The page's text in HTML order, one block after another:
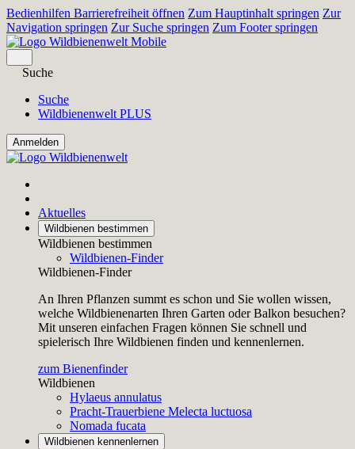
Bedienhilfen Barrierefreiheit öffnen Zum Hauptinhalt springen Zur
Navigation springen Zur Suche springen Zum Footer springen
Suche
Suche
Wildbienenwelt PLUS
Aktuelles
Wildbienen bestimmen
Wildbienen bestimmen
Wildbienen-Finder
Wildbienen-Finder
An Ihren Pflanzen summt es schon und Sie wollen wissen,
welche Wildbienenarten Ihren Garten oder Balkon besuchen?
Mit unseren einfachen Fragen können Sie schnell und
spielerisch Ihre Wildbienen finden und kennenlernen.
zum Bienenfinder
Wildbienen
Hylaeus annulatus
Pracht-Trauerbiene Melecta luctuosa
Nomada fucata
Wildbienen kennenlernen